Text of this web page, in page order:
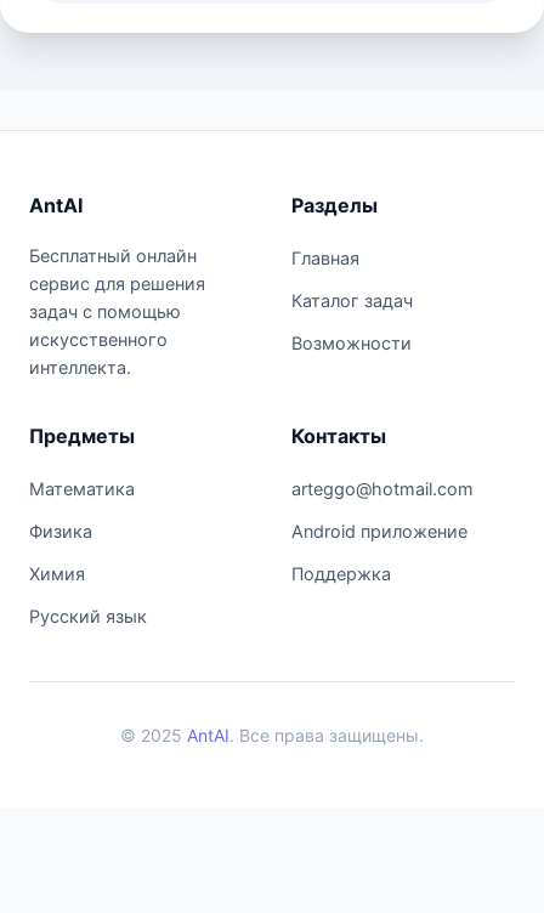
AntAI
Бесплатный онлайн
сервис для решения
задач с помощью
искусственного
интеллекта.
Разделы
Главная
Каталог задач
Возможности
Предметы
Математика
Физика
Химия
Русский язык
Контакты
arteggo@hotmail.com
Android приложение
Поддержка
© 2025 AntAI. Все права защищены.